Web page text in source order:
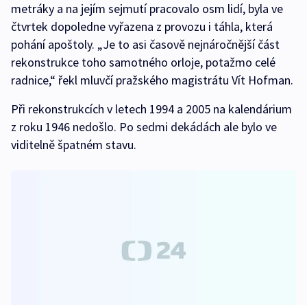
metráky a na jejím sejmutí pracovalo osm lidí, byla ve
čtvrtek dopoledne vyřazena z provozu i táhla, která
pohání apoštoly. „Je to asi časově nejnáročnější část
rekonstrukce toho samotného orloje, potažmo celé
radnice,“ řekl mluvčí pražského magistrátu Vít Hofman.
Při rekonstrukcích v letech 1994 a 2005 na kalendárium
z roku 1946 nedošlo. Po sedmi dekádách ale bylo ve
viditelně špatném stavu.